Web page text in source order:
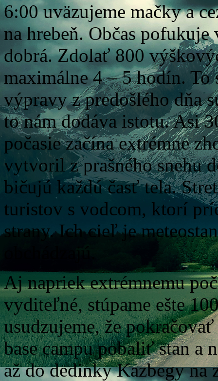
6:00 uväzujeme mačky a
na hrebeň. Občas
dobrá. Zdolať 800
maximálne 4 – 5 hodín.
výpravy z predošlého dňa
to nám dodáva istotu. Asi
počasie začína extrémne
vytvoril z prašného snehu
bičujú každú časť tela.
turistov s vodcom, ktorí
strany. Ich cieľ je
Aj napriek extrémnemu
vyditeľné, stúpame ešte
usudzujeme, že
base campu pobaliť stan a
až do dedinky Kazbegy na